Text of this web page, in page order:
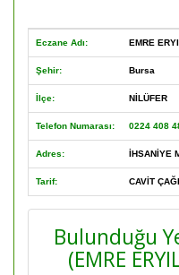
Eczane Adı: EMRE
Şehir: Bursa
İlçe: NİLÜFER
Telefon Numarası: 0224 408
Adres: İHSANİYE
Tarif: CAVİT
Bulunduğu
(EMRE